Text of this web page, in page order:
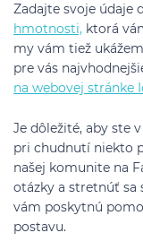
Zadajte svoje údaje
hmotnosti, ktorá
my vám tiež
pre vás
na webovej stránke
Je dôležité, aby ste
pri chudnutí niekto
našej komunite na
otázky a stretnúť sa
vám poskytnú
postavu.